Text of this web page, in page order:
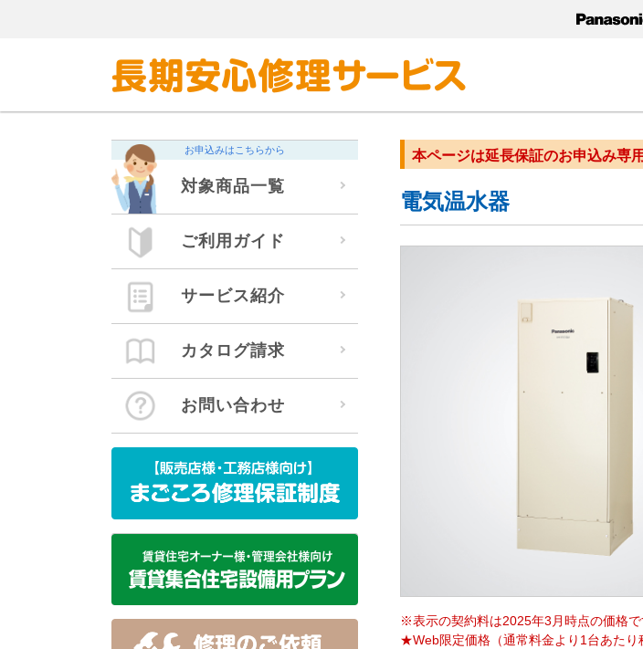
お申込みはこちらから
対象商品一覧
ご利用ガイド
サービス紹介
カタログ請求
お問い合わせ
本ページは延長保証のお申込み専
電気温水器
※表示の契約料は2025年3月時点の価格で
★Web限定価格（通常料金より1台あたり